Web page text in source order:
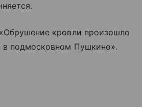
кровли произошло
в подмосковном Пушкино».